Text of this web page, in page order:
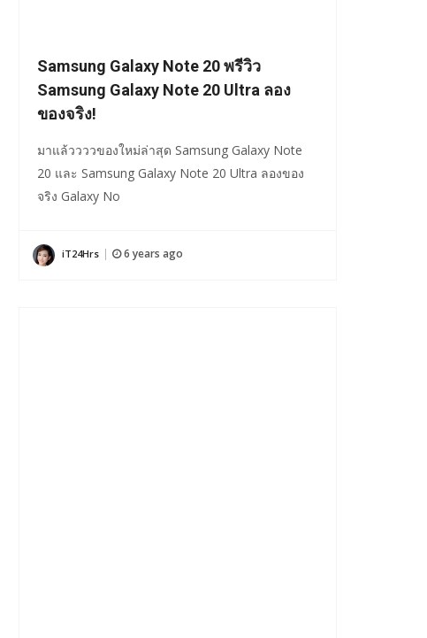
Samsung Galaxy Note 20 พรีวิว
Samsung Galaxy Note 20 Ultra ลอง
ของจริง!
มาแล้ววววของใหม่ล่าสุด Samsung Galaxy Note
20 และ Samsung Galaxy Note 20 Ultra ลองของ
จริง Galaxy No
iT24Hrs 6 years ago